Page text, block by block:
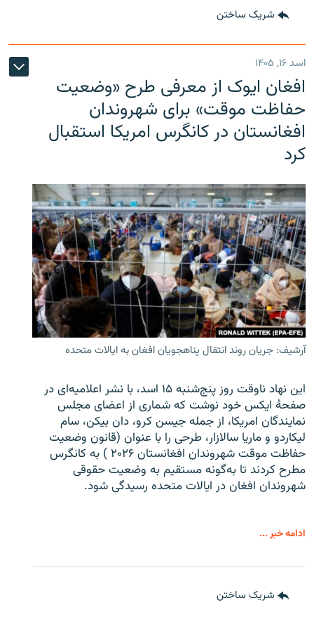
شریک ساختن
اسد ۱۶, ۱۴۰۵
افغان ایوک از معرفی طرح «وضعیت
حفاظت موقت» برای شهروندان
افغانستان در کانگرس امریکا استقبال
کرد
آرشیف: جریان روند انتقال پناهجویان افغان به ایالات متحده
این نهاد ناوقت روز پنج‌شنبه ۱۵ اسد، با نشر اعلامیه‌ای در
صفحۀ ایکس خود نوشت که شماری از اعضای مجلس
نمایندگان امریکا، از جمله جیسن کرو، دان بیکن، سام
لیکاردو و ماریا سالازار، طرحی را با عنوان (قانون وضعیت
حفاظت موقت شهروندان افغانستان ۲۰۲۶ ) به کانگرس
مطرح کردند تا به‌گونه مستقیم به وضعیت حقوقی
شهروندان افغان در ایالات متحده رسیدگی شود.
ادامه خبر ...
شریک ساختن